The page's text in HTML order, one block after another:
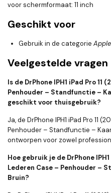
voor schermformaat: 11 inch
Geschikt voor
Gebruik in de categorie Apple
Veelgestelde vragen
Is de DrPhone IPH1 iPad Pro 11
Penhouder – Standfunctie –
geschikt voor thuisgebruik?
Ja, de DrPhone IPH1 iPad Pro 11
Penhouder – Standfunctie –
ontworpen voor zowel
Hoe gebruik je de DrPhone IPH1
Lederen Case – Penhouder –
Bruin?